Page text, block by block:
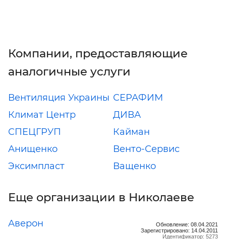
Компании, предоставляющие
аналогичные услуги
Вентиляция Украины СЕРАФИМ
Климат Центр
ДИВА
СПЕЦГРУП
Кайман
Анищенко
Венто-Сервис
Эксимпласт
Ващенко
Еще организации в Николаеве
Аверон
Обновление: 08.04.2021
Зарегистрировано: 14.04.2011
Идентификатор: 5273